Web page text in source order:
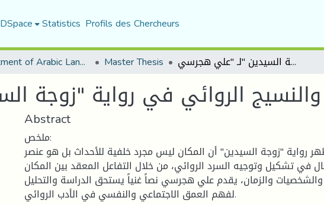
Statistics Profils des Chercheurs
Department of Arabic Language and Literature Master Thesis تعالق المكان والنسيج الروائي في رواية "زوجة السيدين "لـ "علي هجرسي"
Abstract
ملخص:
رواية "زوجة السيدين" أن المكان ليس مجرد خلفية للأحداث بل هو عنصر
في تشكيل وتوجيه السرد الروائي، من خلال التفاعل المعقد بين المكان
والشخصيات والزمان، يقدم علي هجرسي نصاً غنياً يستحق الدراسة والتحليل
لفهم العمق الاجتماعي والنفسي في الأدب الروائي.